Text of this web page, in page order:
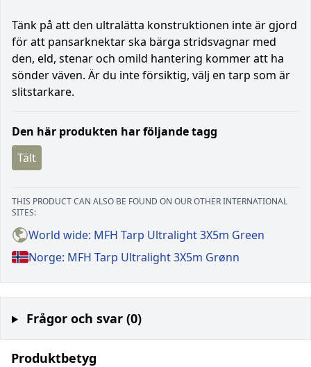
Tänk på att den ultralätta konstruktionen inte är gjord
för att pansarknektar ska bärga stridsvagnar med
den, eld, stenar och omild hantering kommer att ha
sönder väven. Är du inte försiktig, välj en tarp som är
slitstarkare.
Den här produkten har följande tagg
Tält
THIS PRODUCT CAN ALSO BE FOUND ON OUR OTHER INTERNATIONAL
SITES:
World wide: MFH Tarp Ultralight 3X5m Green
Norge: MFH Tarp Ultralight 3X5m Grønn
Frågor och svar (0)
Produktbetyg